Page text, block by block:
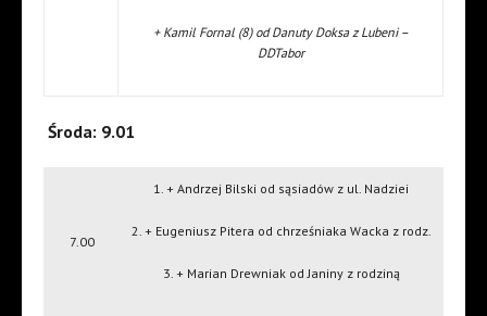
+ Kamil Fornal (8) od Danuty Doksa z Lubeni –
DDTabor
Środa: 9.01
7.00
1. + Andrzej Bilski od sąsiadów z ul. Nadziei
2. + Eugeniusz Pitera od chrześniaka Wacka z rodz.
3. + Marian Drewniak od Janiny z rodziną